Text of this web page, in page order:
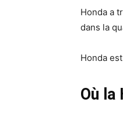
Honda a
dans la
Honda
Où la